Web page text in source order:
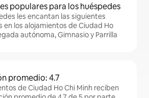
populares para los huéspedes
les encantan las siguientes
en los alojamientos de Ciudad Ho
autónoma, Gimnasio y Parrilla
promedio: 4.7
de Ciudad Ho Chi Minh reciben